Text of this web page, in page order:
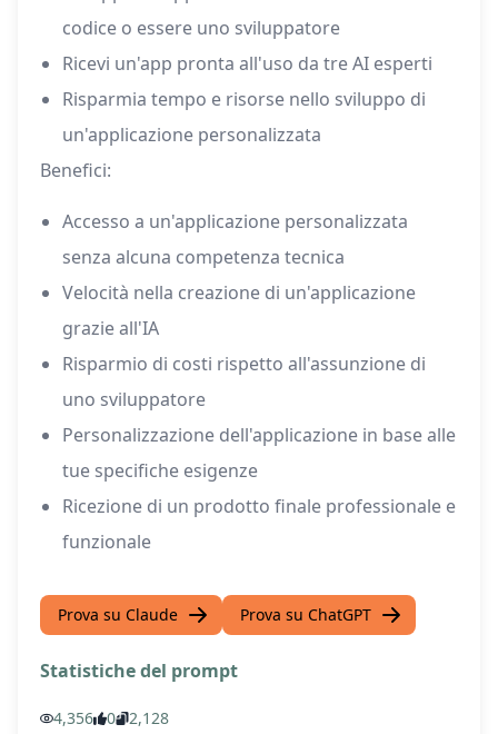
codice o essere uno sviluppatore
Ricevi un'app pronta all'uso da tre AI esperti
Risparmia tempo e risorse nello sviluppo di
un'applicazione personalizzata
Benefici:
Accesso a un'applicazione personalizzata
senza alcuna competenza tecnica
Velocità nella creazione di un'applicazione
grazie all'IA
Risparmio di costi rispetto all'assunzione di
uno sviluppatore
Personalizzazione dell'applicazione in base alle
tue specifiche esigenze
Ricezione di un prodotto finale professionale e
funzionale
Prova su Claude Prova su ChatGPT
Statistiche del prompt
4,356 0 2,128